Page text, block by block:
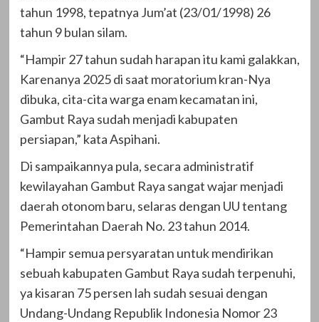
tahun 1998, tepatnya Jum’at (23/01/1998) 26
tahun 9 bulan silam.
“Hampir 27 tahun sudah harapan itu kami galakkan,
Karenanya 2025 di saat moratorium kran-Nya
dibuka, cita-cita warga enam kecamatan ini,
Gambut Raya sudah menjadi kabupaten
persiapan,” kata Aspihani.
Di sampaikannya pula, secara administratif
kewilayahan Gambut Raya sangat wajar menjadi
daerah otonom baru, selaras dengan UU tentang
Pemerintahan Daerah No. 23 tahun 2014.
“Hampir semua persyaratan untuk mendirikan
sebuah kabupaten Gambut Raya sudah terpenuhi,
ya kisaran 75 persen lah sudah sesuai dengan
Undang-Undang Republik Indonesia Nomor 23